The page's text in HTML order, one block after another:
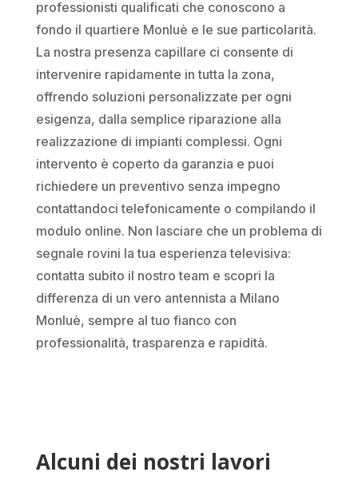
professionisti qualificati che conoscono a
fondo il quartiere Monluè e le sue particolarità.
La nostra presenza capillare ci consente di
intervenire rapidamente in tutta la zona,
offrendo soluzioni personalizzate per ogni
esigenza, dalla semplice riparazione alla
realizzazione di impianti complessi. Ogni
intervento è coperto da garanzia e puoi
richiedere un preventivo senza impegno
contattandoci telefonicamente o compilando il
modulo online. Non lasciare che un problema di
segnale rovini la tua esperienza televisiva:
contatta subito il nostro team e scopri la
differenza di un vero antennista a Milano
Monluè, sempre al tuo fianco con
professionalità, trasparenza e rapidità.
Alcuni dei nostri lavori